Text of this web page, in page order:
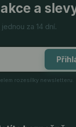
a
za 14 dní.
rozesílky newsletteru.